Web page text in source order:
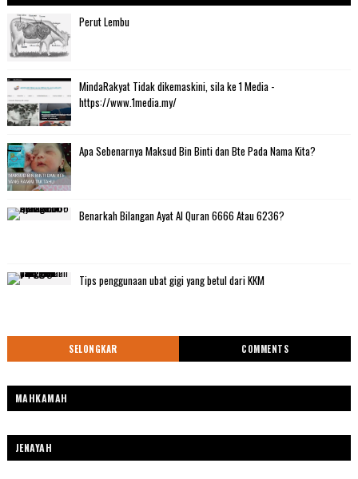
Perut Lembu
MindaRakyat Tidak dikemaskini, sila ke 1 Media -
https://www.1media.my/
Apa Sebenarnya Maksud Bin Binti dan Bte Pada Nama Kita?
Benarkah Bilangan Ayat Al Quran 6666 Atau 6236?
Tips penggunaan ubat gigi yang betul dari KKM
SELONGKAR COMMENTS
MAHKAMAH
JENAYAH